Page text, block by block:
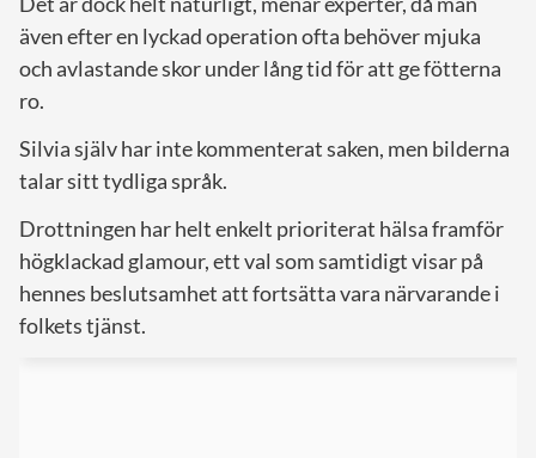
även efter en lyckad operation ofta behöver mjuka
och avlastande skor under lång tid för att ge fötterna
ro.
Silvia själv har inte kommenterat saken, men bilderna
talar sitt tydliga språk.
Drottningen har helt enkelt prioriterat hälsa framför
högklackad glamour, ett val som samtidigt visar på
hennes beslutsamhet att fortsätta vara närvarande i
folkets tjänst.